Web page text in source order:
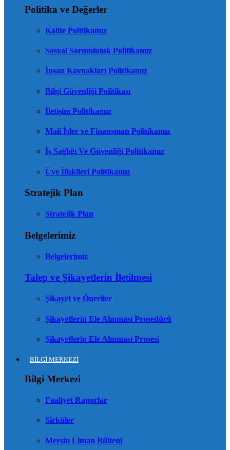
Politika ve Değerler
Kalite Politikamız
Sosyal Sorumluluk Politikamız
İnsan Kaynakları Politikamız
Bilgi Güvenliği Politikası
İletişim Politikamız
Mali İşler ve Finansman Politikamız
İş Sağlığı Ve Güvenliği Politikamız
Üye İlişkileri Politikamız
Stratejik Plan
Stratejik Plan
Belgelerimiz
Belgelerimiz
Talep ve Şikayetlerin İletilmesi
Şikayet ve Öneriler
Şikayetlerin Ele Alınması Prosedürü
Şikayetlerin Ele Alınması Prosesi
BİLGİ MERKEZİ
Bilgi Merkezi
Faaliyet Raporlar
Sirküler
Mersin Liman Bülteni